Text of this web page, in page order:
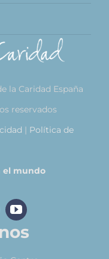
la Caridad España
reservados
| Política de
el mundo